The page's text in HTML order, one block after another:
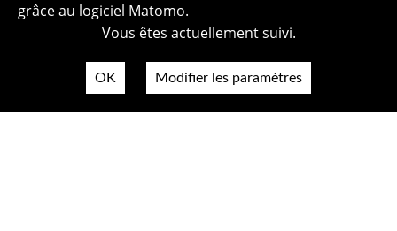
grâce au logiciel Matomo.
Vous êtes actuellement suivi.
OK Modifier les paramètres